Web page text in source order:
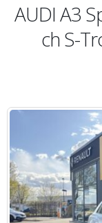
AUDI A3
ch S-